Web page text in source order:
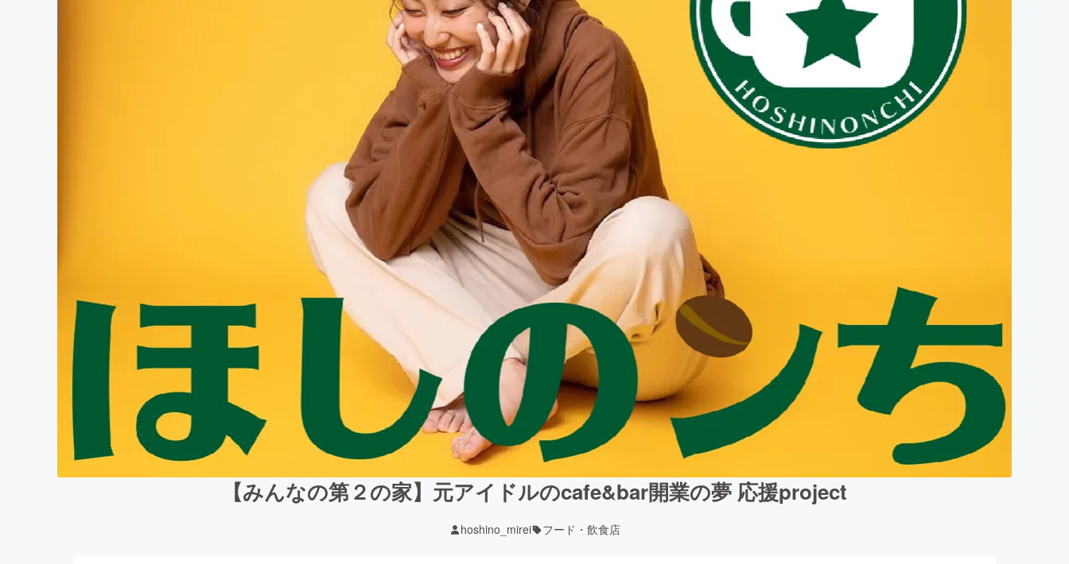
【みんなの第２の家】元アイドルのcafe&bar開業の夢 応援project
hoshino_mirei フード・飲食店